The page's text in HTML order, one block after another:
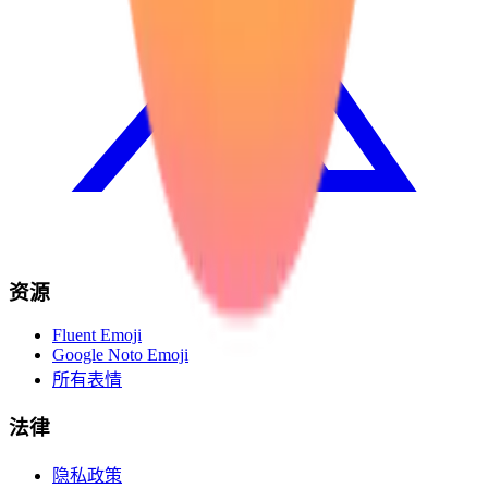
资源
Fluent Emoji
Google Noto Emoji
所有表情
法律
隐私政策